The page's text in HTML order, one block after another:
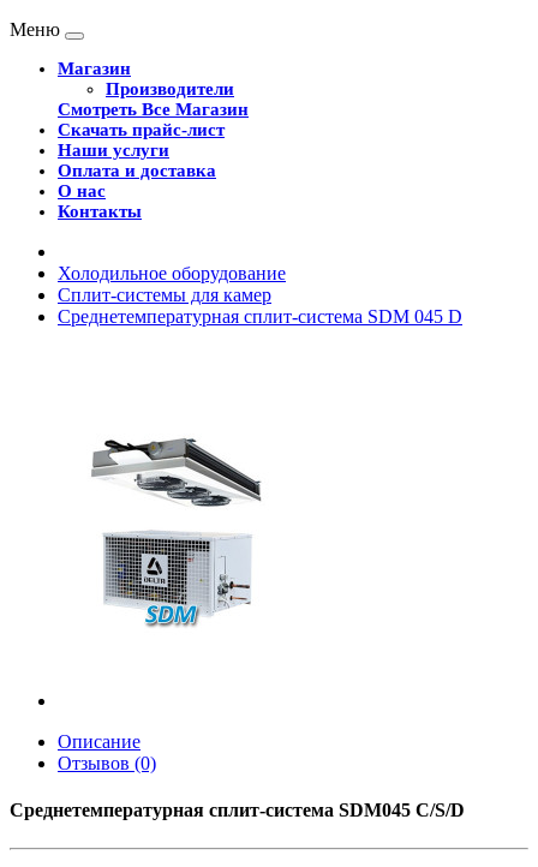
Меню
Магазин
Производители
Смотреть Все Магазин
Скачать прайс-лист
Наши услуги
Оплата и доставка
О нас
Контакты
Холодильное оборудование
Сплит-системы для камер
Среднетемпературная сплит-система SDM 045 D
Описание
Отзывов (0)
Среднетемпературная сплит-система SDM045 C/S/D